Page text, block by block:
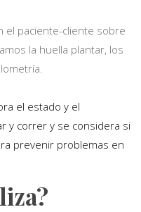
el paciente-cliente sobre
la huella plantar, los
el estado y el
y correr y se considera si
prevenir problemas en